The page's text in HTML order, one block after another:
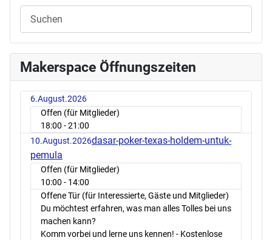
Makerspace Öffnungszeiten
6.August.2026
Offen (für Mitglieder)
18:00 - 21:00
10.August.2026dasar-poker-texas-holdem-untuk-
pemula
Offen (für Mitglieder)
10:00 - 14:00
Offene Tür (für Interessierte, Gäste und Mitglieder)
Du möchtest erfahren, was man alles Tolles bei uns
machen kann?
Komm vorbei und lerne uns kennen! - Kostenlose